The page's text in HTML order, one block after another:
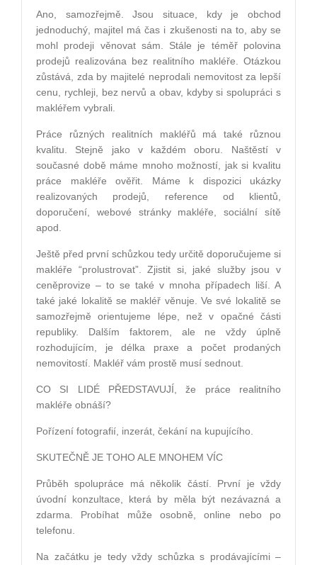
Ano, samozřejmě. Jsou situace, kdy je obchod
jednoduchý, majitel má čas i zkušenosti na to, aby se
mohl prodeji věnovat sám. Stále je téměř polovina
prodejů realizována bez realitního makléře.
Otázkou
zůstává, zda by majitelé neprodali nemovitost za lepší
cenu, rychleji, bez nervů a obav, kdyby si spolupráci s
makléřem vybrali.
Práce různých realitních makléřů má také různou
kvalitu. Stejně jako v každém oboru. Naštěstí v
současné době máme mnoho možností, jak si kvalitu
práce makléře ověřit. Máme k dispozici ukázky
realizovaných prodejů, reference od klientů,
doporučení , webové stránky makléře, sociální sítě
apod.
Ještě před první schůzkou tedy určitě doporučujeme si
makléře “prolustrovat”. Zjistit si, jaké služby jsou v
ceněprovize – to se také v mnoha případech liší. A
také jaké lokalitě se makléř věnuje. Ve své lokalitě se
samozřejmě orientujeme lépe, nežv opačné části
republiky. Dalším faktorem, ale ne vždy úplně
rozhodujícím, je délka praxe a počet prodaných
nemovitostí. Makléř vám prostě musí sednout.
CO SI LIDÉ PŘEDSTAVUJÍ, že práce realitního
makléře obnáší?
Pořízení fotografií , inzerát, čekání na kupujícího.
SKUTEČNĚ JE TOHO ALE MNOHEM VÍC
Průběh spolupráce má několik částí. První je vždy
úvodní konzultace, která by měla být nezávazná a
zdarma. Probíhat může osobně, online nebo po
telefonu.
Na začátku je tedy vždy schůzka s prodávajícími –